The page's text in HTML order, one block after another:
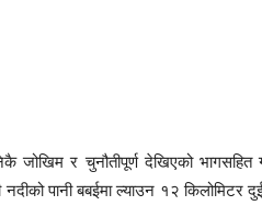
र चुनौतीपूर्ण देखिएको भागसहित
पानी बबईमा ल्याउन १२ किलोमिटर